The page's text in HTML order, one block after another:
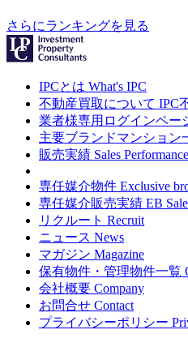
さらにランキングを見る
IPCとは What's IPC
不動産買取について IPC
業者様専用ログインペー
主要ブランドマンション
販売実績 Sales Performance
専任媒介物件 Exclusive
専任媒介販売実績 EB
リクルート Recruit
ニュース News
マガジン Magazine
保有物件・管理物件一覧
会社概要 Company
お問合せ Contact
プライバシーポリシー